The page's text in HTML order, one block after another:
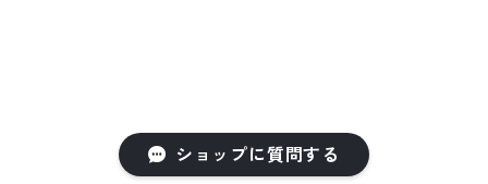
ショップに質問する